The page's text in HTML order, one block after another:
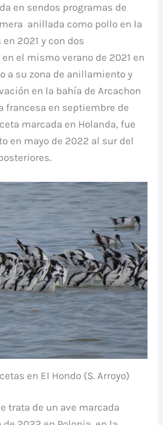
en sendos programas de
anillada como pollo en la
2021 y con dos
el mismo verano de 2021 en
a su zona de anillamiento y
en la bahía de Arcachon
francesa en septiembre de
marcada en Holanda, fue
en mayo de 2022 al sur del
en El Hondo (S. Arroyo)
trata de un ave marcada